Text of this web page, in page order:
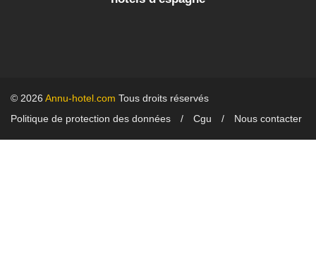
© 2026 Annu-hotel.com Tous droits réservés
Politique de protection des données
Cgu Nous contacter